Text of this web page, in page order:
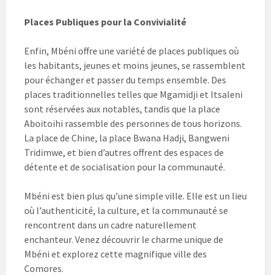
Places Publiques pour la Convivialité
Enfin, Mbéni offre une variété de places publiques où
les habitants, jeunes et moins jeunes, se rassemblent
pour échanger et passer du temps ensemble. Des
places traditionnelles telles que Mgamidji et Itsaleni
sont réservées aux notables, tandis que la place
Aboitoihi rassemble des personnes de tous horizons.
La place de Chine, la place Bwana Hadji, Bangweni
Tridimwe, et bien d’autres offrent des espaces de
détente et de socialisation pour la communauté.
Mbéni est bien plus qu’une simple ville. Elle est un lieu
où l’authenticité, la culture, et la communauté se
rencontrent dans un cadre naturellement
enchanteur. Venez découvrir le charme unique de
Mbéni et explorez cette magnifique ville des
Comores.